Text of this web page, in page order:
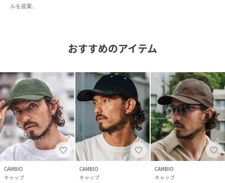
ルを提案。
おすすめのアイテム
CAMBIO
キャップ
CAMBIO
キャップ
CAMBIO
キャップ